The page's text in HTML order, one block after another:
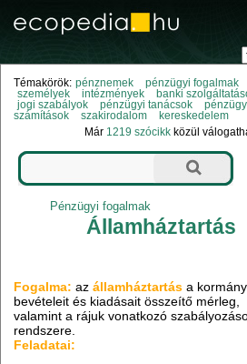
Témakörök: pénznemek
pénzügyi fogalmak
személyek
intézmények
banki
jogi szabályok
pénzügyi tanácsok
számítások
szakirodalom
kereskedelem
Már 1219 szócikk közül
Pénzügyi fogalmak
Államháztartás
Fogalma: azállamháztartás a
bevételeit és kiadásait összeítő mérleg,
valamint a rájuk vonatkozó
rendszere.
Feladatai: